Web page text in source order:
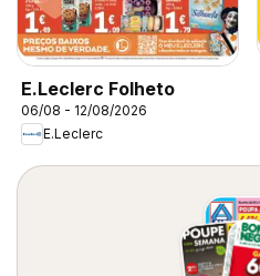
E.Leclerc Folheto
06/08 - 12/08/2026
E.Leclerc